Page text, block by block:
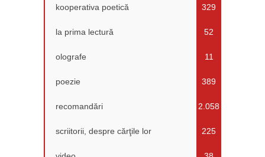
kooperativa poetică 329
la prima lectură 52
olografe 11
poezie 389
recomandări 2.058
scriitorii, despre cărţile lor 225